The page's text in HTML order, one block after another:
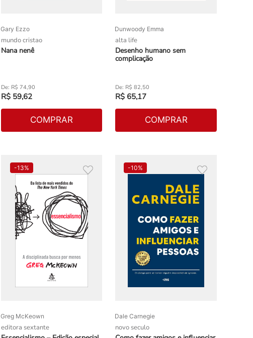
Gary Ezzo
mundo cristao
Nana nenê
R$ 74,90
R$ 59,62
COMPRAR
Dunwoody Emma
alta life
Desenho humano sem
complicação
R$ 82,50
R$ 65,17
COMPRAR
-13%
Greg McKeown
editora sextante
-10%
Dale Carnegie
novo seculo